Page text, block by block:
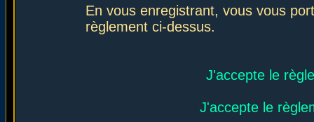
En vous enregistrant, vous vous
règlement ci-dessus.
J'accepte le
J'accepte le